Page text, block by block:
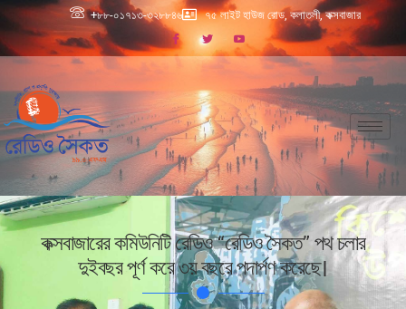
+৮৮-০১৭১৩-৩২৮৮৪৬ ৭৫ লাইট হাউজ রোড, কলাতলী, কক্সবাজার
কক্সবাজারের কমিউনিটি রেডিও “রেডিও সৈকত” পথ চলার
দুইবছর পূর্ণ করে ৩য় বছরে পদার্পণ করেছে।